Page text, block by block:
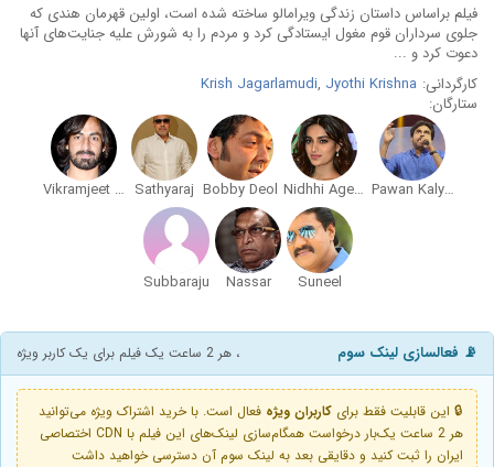
فیلم براساس داستان زندگی ویرامالو ساخته شده است، اولین قهرمان هندی که
جلوی سرداران قوم مغول ایستادگی کرد و مردم را به شورش علیه جنایت‌های آنها
دعوت کرد و ...
کارگردانی:
Krish Jagarlamudi, Jyothi Krishna
ستارگان:
Pawan Kalyan
Nidhhi Agerwal
Bobby Deol
Sathyaraj
Vikramjeet Virk
Suneel
Nassar
Subbaraju
📡 فعالسازی لینک سوم ، هر 2 ساعت یک فیلم برای یک کاربر ویژه
🔒 این قابلیت فقط برای کاربران ویژه فعال است. با خرید اشتراک ویژه می‌توانید
هر 2 ساعت یک‌بار درخواست همگام‌سازی لینک‌های این فیلم با CDN اختصاصی
ایران را ثبت کنید و دقایقی بعد به لینک سوم آن دسترسی خواهید داشت